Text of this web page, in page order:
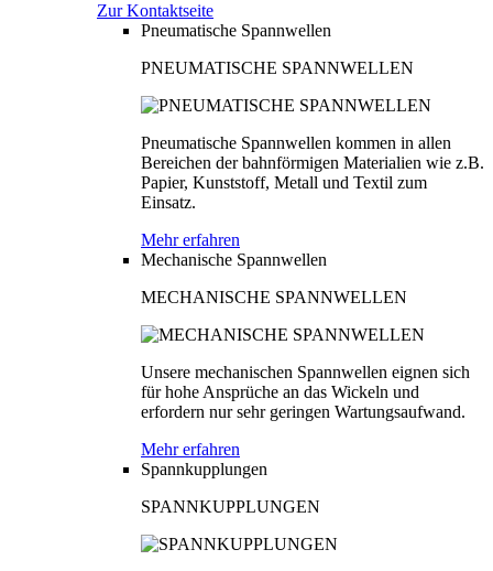
Zur Kontaktseite
Pneumatische Spannwellen
PNEUMATISCHE SPANNWELLEN
Pneumatische Spannwellen kommen in allen
Bereichen der bahnförmigen Materialien wie z.B.
Papier, Kunststoff, Metall und Textil zum
Einsatz.
Mehr erfahren
Mechanische Spannwellen
MECHANISCHE SPANNWELLEN
Unsere mechanischen Spannwellen eignen sich
für hohe Ansprüche an das Wickeln und
erfordern nur sehr geringen Wartungsaufwand.
Mehr erfahren
Spannkupplungen
SPANNKUPPLUNGEN